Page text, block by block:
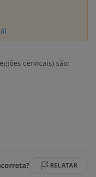
cervicais) são:
RELATAR